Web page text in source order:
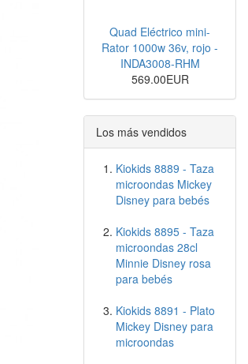
Quad Eléctrico mini-
Rator 1000w 36v, rojo -
INDA3008-RHM
569.00EUR
Los más vendidos
Kiokids 8889 - Taza
microondas Mickey
Disney para bebés
Kiokids 8895 - Taza
microondas 28cl
Minnie Disney rosa
para bebés
Kiokids 8891 - Plato
Mickey Disney para
microondas